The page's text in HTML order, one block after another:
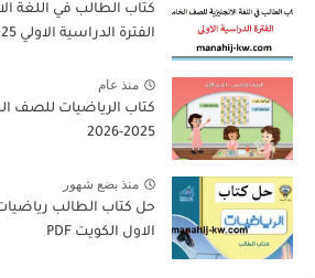
كتاب الطالب في اللغة
الفترة الدراسية الاولي 2025-2026
منذ عام
كتاب الرياضيات للصف
2025-2026
منذ بضع شهور
حل كتاب الطالب
الاول الكويت PDF